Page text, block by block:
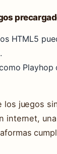
HTML5
los juegos
internet,